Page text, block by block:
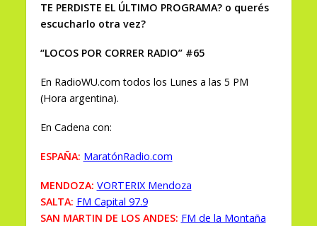
TE PERDISTE EL ÚLTIMO PROGRAMA? o querés
escucharlo otra vez?
“LOCOS POR CORRER RADIO” #65
En RadioWU.com todos los Lunes a las 5 PM
(Hora argentina).
En Cadena con:
ESPAÑA: MaratónRadio.com
MENDOZA: VORTERIX Mendoza
SALTA: FM Capital 97.9
SAN MARTIN DE LOS ANDES: FM de la Montaña